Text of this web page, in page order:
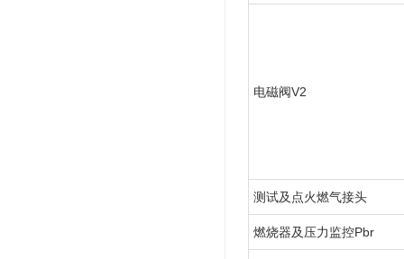
电磁阀V2
测试及点火燃气接头
燃烧器及压力监控Pbr